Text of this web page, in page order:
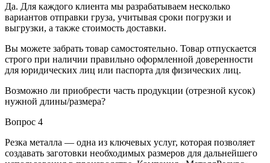
Да. Для каждого клиента мы разрабатываем несколько
вариантов отправки груза, учитывая сроки погрузки и
выгрузки, а также стоимость доставки.
Вы можете забрать товар самостоятельно. Товар отпускается
строго при наличии правильно оформленной доверенности
для юридических лиц или паспорта для физических лиц.
Возможно ли приобрести часть продукции (отрезной кусок)
нужной длины/размера?
Вопрос 4
Резка металла — одна из ключевых услуг, которая позволяет
создавать заготовки необходимых размеров для дальнейшего